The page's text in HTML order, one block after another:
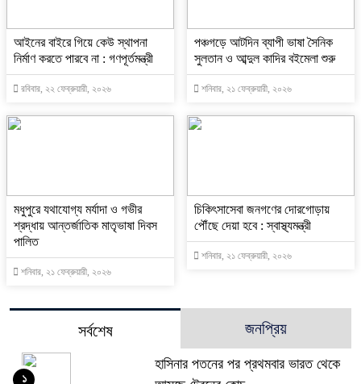
আইনের বাইরে গিয়ে কেউ স্থাপনা
নির্মাণ করতে পারবে না : গণপূর্তমন্ত্রী
রবিবার, ২২ ফেব্রুয়ারী, ২০২৬
পঞ্চগড়ে আটদিন ব্যাপী ভাষা সৈনিক
সুলতান ও আব্দুল কাদির বইমেলা শুরু
শনিবার, ২১ ফেব্রুয়ারী, ২০২৬
মধুপুরে যথাযোগ্য মর্যাদা ও গভীর
শ্রদ্ধায় আন্তর্জাতিক মাতৃভাষা দিবস
পালিত
শনিবার, ২১ ফেব্রুয়ারী, ২০২৬
চিকিৎসাসেবা জনগণের দোরগোড়ায়
পৌঁছে দেয়া হবে : স্বাস্থ্যমন্ত্রী
শনিবার, ২১ ফেব্রুয়ারী, ২০২৬
সর্বশেষ জনপ্রিয়
হাসিনার পতনের পর প্রথমবার ভারত থেকে
১